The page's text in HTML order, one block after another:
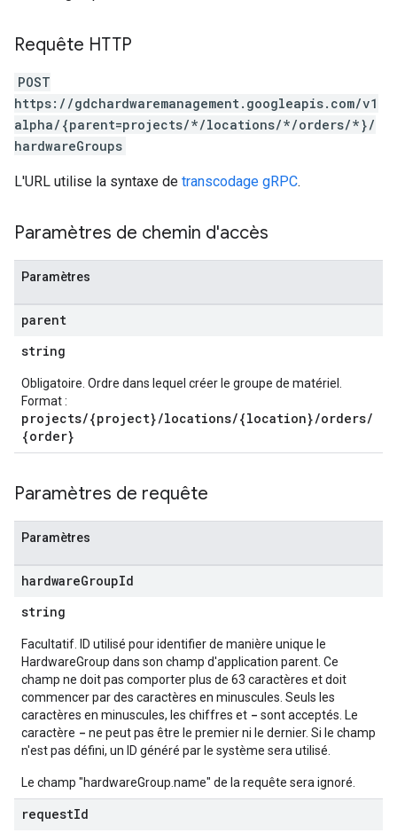
Requête HTTP
POST
https://gdchardwaremanagement.googleapis.com/v1
alpha/{parent=projects/*/locations/*/orders/*}/
hardwareGroups
L'URL utilise la syntaxe de transcodage gRPC.
Paramètres de chemin d'accès
Paramètres
parent
string
Obligatoire. Ordre dans lequel créer le groupe de matériel.
Format :
projects/{project}/locations/{location}/orders/
{order}
Paramètres de requête
Paramètres
hardwareGroupId
string
Facultatif. ID utilisé pour identifier de manière unique le
HardwareGroup dans son champ d'application parent. Ce
champ ne doit pas comporter plus de 63 caractères et doit
commencer par des caractères en minuscules. Seuls les
caractères en minuscules, les chiffres et - sont acceptés. Le
caractère - ne peut pas être le premier ni le dernier. Si le champ
n'est pas défini, un ID généré par le système sera utilisé.
Le champ "hardwareGroup.name" de la requête sera ignoré.
requestId